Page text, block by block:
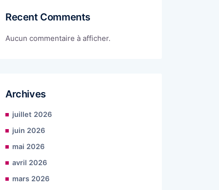
Recent Comments
Aucun commentaire à afficher.
Archives
juillet 2026
juin 2026
mai 2026
avril 2026
mars 2026